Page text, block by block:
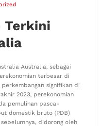
Terkini
Australia, sebagai
terbesar di
signifikan di
2023, perekonomian
pemulihan pasca-
domestik bruto (PDB)
didorong oleh